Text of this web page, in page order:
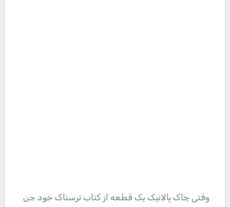
وقتی چاک پالانیک یک قطعه از کتاب ترسناک خود جن